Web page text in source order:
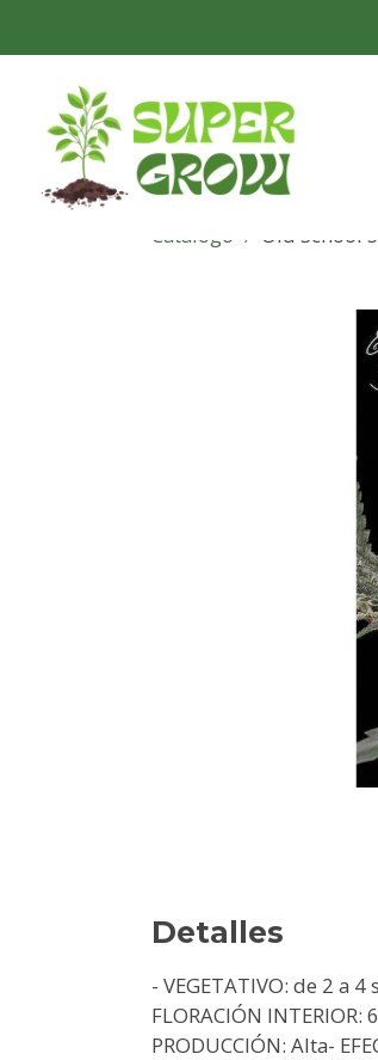
Catálogo Old School
Detalles
- VEGETATIVO: de 2 a
FLORACIÓN
PRODUCCIÓN: Alta-